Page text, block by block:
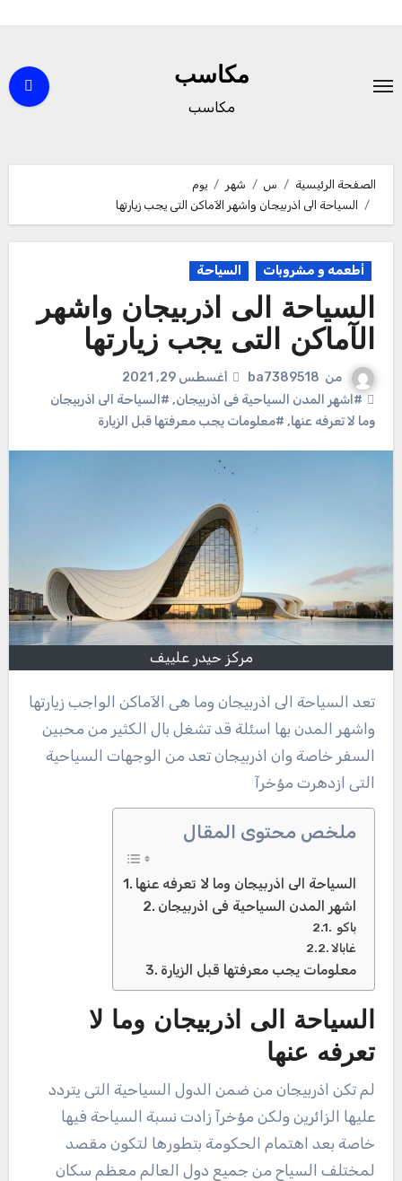
المحتوى
مكاسب
مكاسب
الصفحة الرئيسية س شهر
يوم
السياحة الى اذربيجان واشهر الآماكن التى يجب زيارتها
أطعمه و مشروبات السياحة
السياحة الى اذربيجان واشهر
الآماكن التى يجب زيارتها
من ba7389518
أغسطس 29, 2021
#اشهر المدن السياحية فى اذربيجان, #السياحة الى اذربيجان
وما لا تعرفه عنها, #معلومات يجب معرفتها قبل الزيارة
مركز حيدر علييف
تعد السياحة الى اذربيجان وما هى الآماكن الواجب زيارتها
واشهر المدن بها اسئلة قد تشغل بال الكثير من محبين
السفر خاصة وان اذربيجان تعد من الوجهات السياحية
التى ازدهرت مؤخرآ
ملخص محتوى المقال
السياحة الى اذربيجان وما لا تعرفه عنها
اشهر المدن السياحية فى اذربيجان
باكو
غابالا
معلومات يجب معرفتها قبل الزيارة
السياحة الى اذربيجان وما لا
تعرفه عنها
لم تكن اذربيجان من ضمن الدول السياحية التى يتردد
عليها الزائرين ولكن مؤخرآ زادت نسبة السياحة فيها
خاصة بعد اهتمام الحكومة بتطورها لتكون مقصد
لمختلف السياح من جميع دول العالم معظم سكان